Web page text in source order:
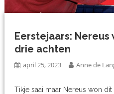
Eerstejaars:
drie achten
april 25, 2023 Anne de
Tikje saai maar Nereus won